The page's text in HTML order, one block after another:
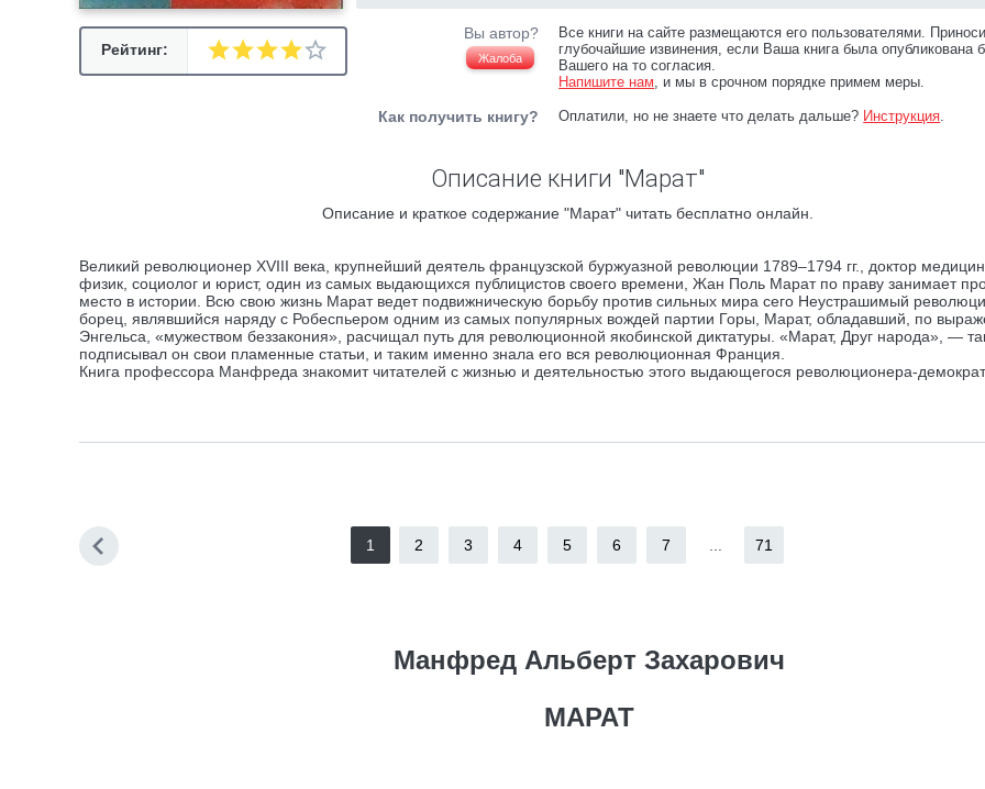
Рейтинг:
Вы автор?
Жалоба
Все книги на сайте размещаются его пользователями.
глубочайшие извинения, если Ваша книга была опубликована
Вашего на то согласия.
Напишите нам, и мы в срочном порядке примем меры.
Как получить книгу? Оплатили, но не знаете что делать дальше? Инструкция.
Описание книги "Марат"
Описание и краткое содержание "Марат" читать бесплатно онлайн.
Великий революционер XVIII века, крупнейший деятель французской буржуазной революции 1789–1794 гг., доктор
физик, социолог и юрист, один из самых выдающихся публицистов своего времени, Жан Поль Марат по праву занимает
место в истории. Всю свою жизнь Марат ведет подвижническую борьбу против сильных мира сего Неустрашимый
борец, являвшийся наряду с Робеспьером одним из самых популярных вождей партии Горы, Марат, обладавший, по
Энгельса, «мужеством беззакония», расчищал путь для революционной якобинской диктатуры. «Марат, Друг народа», —
подписывал он свои пламенные статьи, и таким именно знала его вся революционная Франция.
Книга профессора Манфреда знакомит читателей с жизнью и деятельностью этого выдающегося революционера-
1 2 3 4 5 6 7 71
Манфред Альберт Захарович
МАРАТ